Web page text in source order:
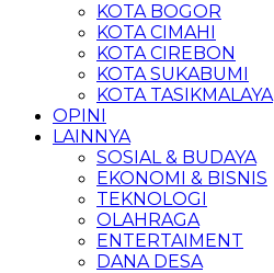
KOTA BOGOR
KOTA CIMAHI
KOTA CIREBON
KOTA SUKABUMI
KOTA TASIKMALAYA
OPINI
LAINNYA
SOSIAL & BUDAYA
EKONOMI & BISNIS
TEKNOLOGI
OLAHRAGA
ENTERTAIMENT
DANA DESA